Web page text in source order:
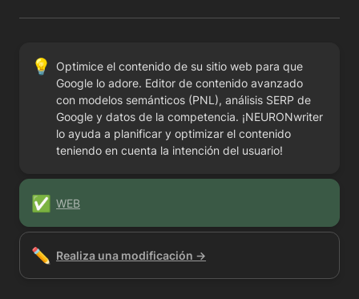
💡
Optimice el contenido de su sitio web para que
Google lo adore. Editor de contenido avanzado
con modelos semánticos (PNL), análisis SERP de
Google y datos de la competencia. ¡NEURONwriter
lo ayuda a planificar y optimizar el contenido
teniendo en cuenta la intención del usuario!
✅ WEB
✏️ Realiza una modificación →